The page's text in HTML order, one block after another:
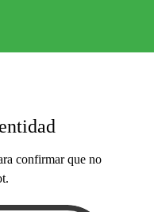
confirmar que no